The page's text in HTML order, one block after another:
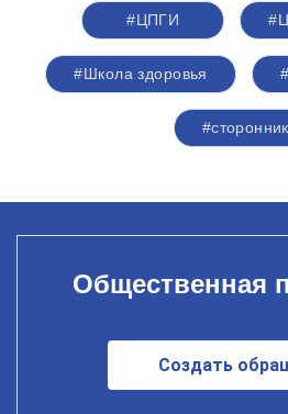
#ЦПГИ
#Школа здоровья
Общественная
Создать